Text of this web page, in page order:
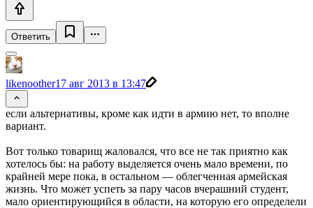
Ответить
likenoother17 авг 2013 в 13:47
если альтернативы, кроме как идти в армию нет, то вполне
вариант.
Вот только товарищ жаловался, что все не так приятно как
хотелось бы: на работу выделяется очень мало времени, по
крайней мере пока, в остальном — облегченная армейская
жизнь. Что может успеть за пару часов вчерашний студент,
мало ориентирующийся в области, на которую его определели